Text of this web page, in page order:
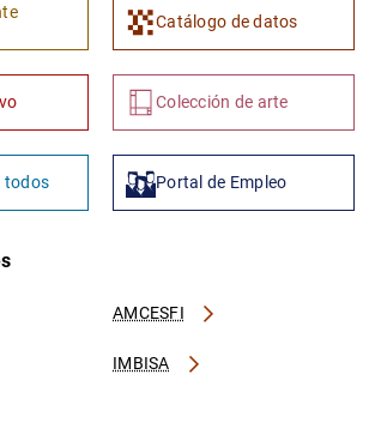
Catálogo de datos
Colección de arte
todos Portal de Empleo
AMCESFI
IMBISA